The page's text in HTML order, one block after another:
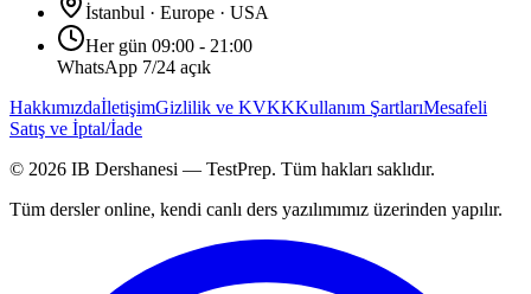
İstanbul · Europe · USA
Her gün 09:00 - 21:00
WhatsApp 7/24 açık
HakkımızdaİletişimGizlilik ve KVKKKullanım ŞartlarıMesafeli
Satış ve İptal/İade
© 2026 IB Dershanesi — TestPrep. Tüm hakları saklıdır.
Tüm dersler online, kendi canlı ders yazılımımız üzerinden yapılır.